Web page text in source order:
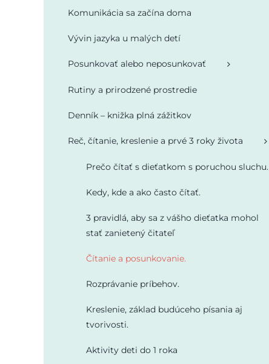
Komunikácia sa začína doma
Vývin jazyka u malých detí
Posunkovať alebo neposunkovať
Rutiny a prirodzené prostredie
Denník – knižka plná zážitkov
Reč, čítanie, kreslenie a prvé 3 roky života
Prečo čítať s dieťatkom s poruchou sluchu.
Kedy, kde a ako často čítať.
3 pravidlá, aby sa z vášho dieťatka mohol
stať zanietený čitateľ
Čítanie a posunkovanie.
Rozprávanie príbehov.
Kreslenie, základ budúceho písania aj
tvorivosti.
Aktivity deti do 1 roka